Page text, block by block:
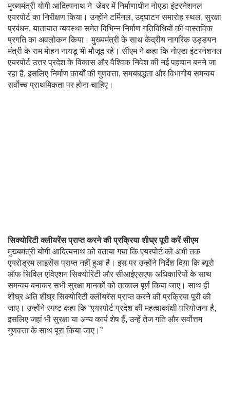
मुख्यमंत्री योगी आदित्यनाथ ने जेवर में निर्माणाधीन नोएडा इंटरनेशनल
एयरपोर्ट का निरीक्षण किया। उन्होंने टर्मिनल, उद्घाटन समारोह स्थल, सुरक्षा
प्रबंधन, यातायात व्यवस्था समेत विभिन्न निर्माण गतिविधियों की वास्तविक
प्रगति का अवलोकन किया। मुख्यमंत्री के साथ केंद्रीय नागरिक उड्डयन
मंत्री के राम मोहन नायडू भी मौजूद रहे। सीएम ने कहा कि नोएडा इंटरनेशनल
एयरपोर्ट उत्तर प्रदेश के विकास और वैश्विक निवेश की नई पहचान बनने जा
रहा है, इसलिए निर्माण कार्यों की गुणवत्ता, समयबद्धता और विभागीय समन्वय
सर्वोच्च प्राथमिकता पर होना चाहिए।
सिक्योरिटी क्लीयरेंस प्राप्त करने की प्रक्रिया शीघ्र पूरी करें सीएम
मुख्यमंत्री योगी आदित्यनाथ को बताया गया कि एयरपोर्ट को अभी तक
एयरोड्रम लाइसेंस प्राप्त नहीं हुआ है। इस पर उन्होंने निर्देश दिया कि ब्यूरो
ऑफ सिविल एविएशन सिक्योरिटी और सीआईएसएफ अधिकारियों के साथ
समन्वय बनाकर सभी सुरक्षा मानकों को तत्काल पूर्ण किया जाए। साथ ही
शीघ्र अति शीघ्र सिक्योरिटी क्लीयरेंस प्राप्त करने की प्रक्रिया पूरी की
जाए। उन्होंने स्पष्ट कहा कि “एयरपोर्ट प्रदेश की महत्वाकांक्षी परियोजना है,
इसलिए जहां भी सुरक्षा या अन्य कार्य शेष हैं, उन्हें तेज गति और सर्वोत्तम
गुणवत्ता के साथ पूरा किया जाए।”